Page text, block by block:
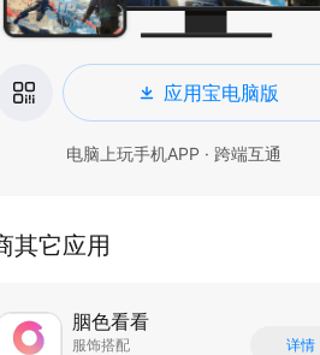
应用宝电脑版
电脑上玩手机APP · 跨端互通
其它应用
胭色看看
服饰搭配
详情